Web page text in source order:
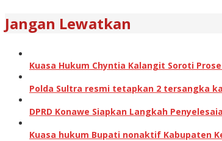
Jangan Lewatkan
Kuasa Hukum Chyntia Kalangit Soroti
Polda Sultra resmi tetapkan 2 tersangka
DPRD Konawe Siapkan Langkah
Kuasa hukum Bupati nonaktif Kabupaten